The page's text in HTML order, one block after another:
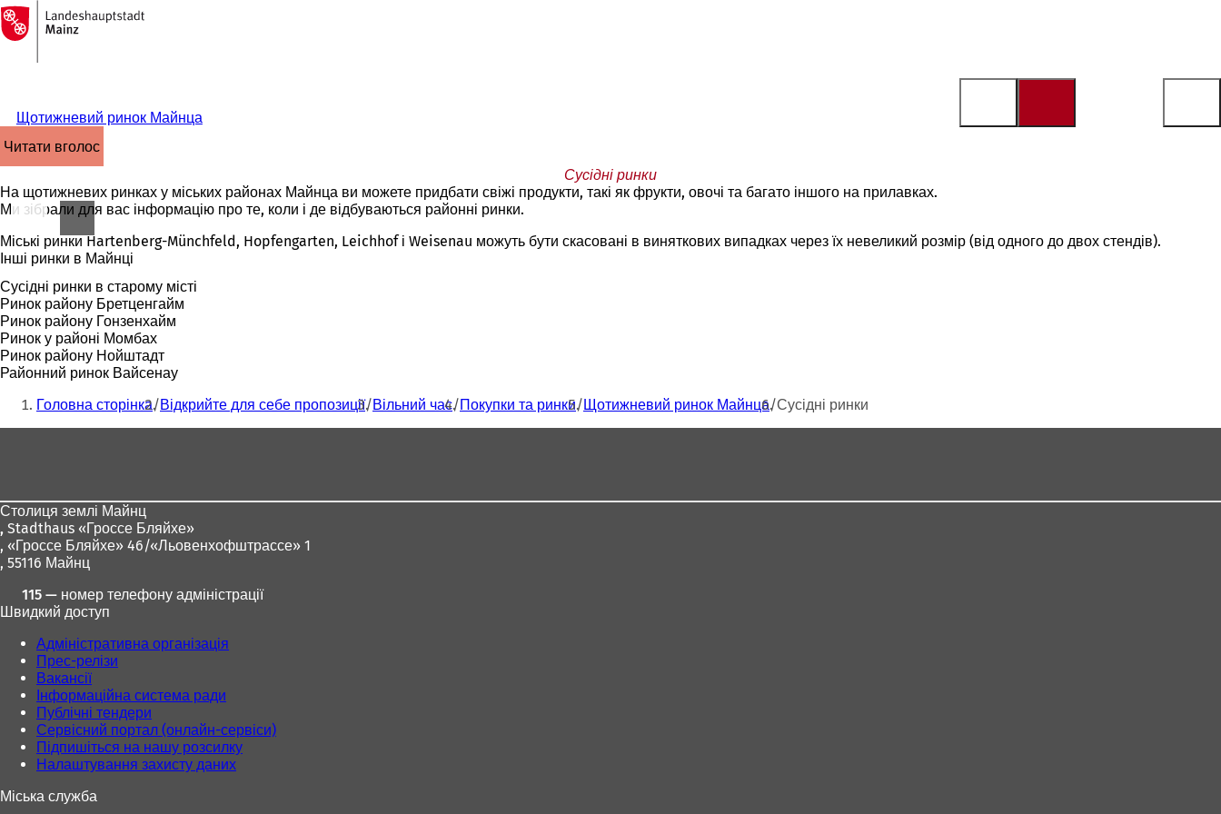
Перейти до змісту
На
головну
сторінку
Щотижневий ринок Майнца
читати вголос
Сусідні ринки
На щотижневих ринках у міських районах Майнца ви можете придбати свіжі продукти, такі як фрукти, овочі та багато іншого на прилавках.
Ми зібрали для вас інформацію про те, коли і де відбуваються районні ринки.
Міські ринки Hartenberg-Münchfeld, Hopfengarten, Leichhof і Weisenau можуть бути скасовані в виняткових випадках через їх невеликий розмір (від одного до двох стендів).
Інші ринки в Майнці
Сусідні ринки в старому місті
Ринок району Бретценгайм
Ринок району Гонзенхайм
Ринок у районі Момбах
Ринок району Нойштадт
Районний ринок Вайсенау
Ти
тут:
Головна сторінка Відкрийте для себе пропозиції Вільний час Покупки та ринки Щотижневий ринок Майнца Сусідні ринки
Столиця землі Майнц
, Stadthaus «Гроссе Бляйхе»
, «Гроссе Бляйхе» 46/«Льовенхофштрассе» 1
, 55116 Майнц
115 — номер телефону адміністрації
Швидкий доступ
Адміністративна організація
Прес-релізи
Вакансії
Інформаційна система ради
Публічні тендери
Сервісний портал (онлайн-сервіси)
Підпишіться на нашу розсилку
Налаштування захисту даних
Міська служба